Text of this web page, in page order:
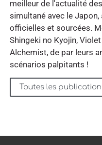
meilleur de l'actualité
simultané avec le
officielles et sourcées.
Shingeki no Kyojin,
Alchemist, de par leurs
scénarios palpitants !
Toutes les